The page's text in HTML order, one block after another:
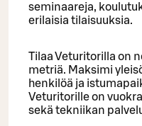
seminaareja,
erilaisia tilaisuuksia.
Tilaa Veturitorilla on
metriä. Maksimi
henkilöä ja
Veturitorille on
sekä tekniikan